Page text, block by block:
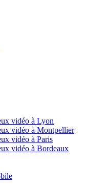
vidéo à Lyon
vidéo à Montpellier
vidéo à Paris
vidéo à Bordeaux